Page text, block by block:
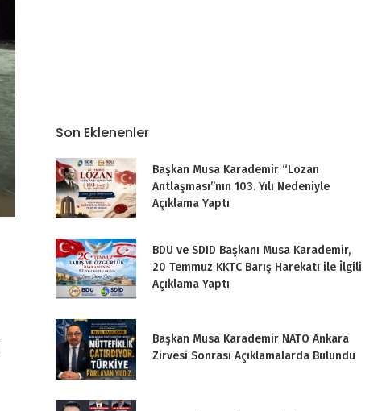
Son Eklenenler
Başkan Musa Karademir “Lozan
Antlaşması”nın 103. Yılı Nedeniyle
Açıklama Yaptı
BDU ve SDID Başkanı Musa Karademir,
20 Temmuz KKTC Barış Harekatı ile İlgili
Açıklama Yaptı
Başkan Musa Karademir NATO Ankara
Zirvesi Sonrası Açıklamalarda Bulundu